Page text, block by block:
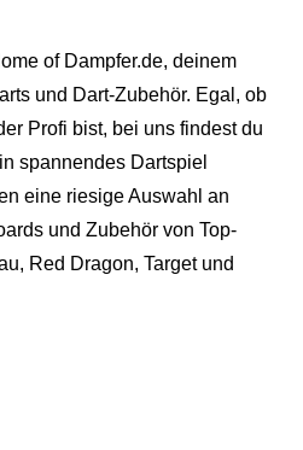
of Dampfer.de, deinem
und Dart-Zubehör. Egal, ob
Profi bist, bei uns findest du
spannendes Dartspiel
eine riesige Auswahl an
und Zubehör von Top-
Red Dragon, Target und